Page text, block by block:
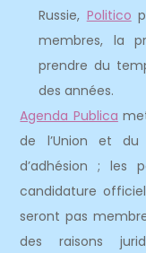
Russie, Politico
membres, la
prendre du
des années.
Agenda Publica
de l’Union et
d’adhésion ; les
candidature
seront pas
des raisons